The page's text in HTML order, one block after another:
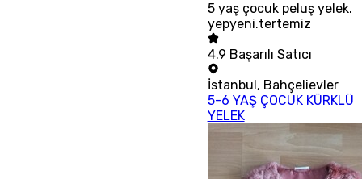
5 yaş çocuk peluş yelek.
yepyeni.tertemiz
4.9 Başarılı Satıcı
İstanbul , Bahçelievler
5-6 YAŞ ÇOCUK KÜRKLÜ
YELEK